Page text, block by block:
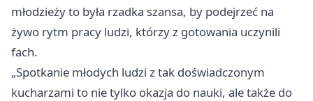
młodzieży to była rzadka szansa, by podejrzeć na
żywo rytm pracy ludzi, którzy z gotowania uczynili
fach.
„Spotkanie młodych ludzi z tak doświadczonym
kucharzami to nie tylko okazja do nauki, ale także do